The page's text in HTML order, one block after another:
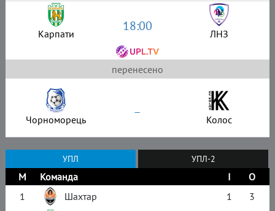
Карпати 18:00 ЛНЗ
перенесено
Чорноморець – Колос
УПЛ УПЛ-2
М Команда І
О
1
Шахтар 1
3